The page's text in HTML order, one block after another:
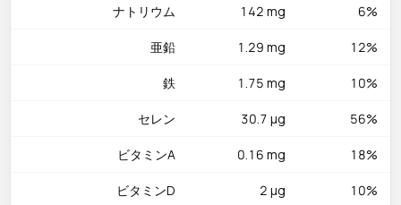
して蒸し焼きにすると白身がしっかり固まりつつ黄身は半熟を
で、クリーミーな状態で火から下ろしましょう。冷蔵庫で2〜3
週間保存でき、尖った方を下にして立てると鮮度が長持ちしま
ナトリウム 142 mg 6%
亜鉛 1.29 mg 12%
鉄 1.75 mg 10%
セレン 30.7 µg 56%
ビタミンA 0.16 mg 18%
ビタミンD 2 µg 10%